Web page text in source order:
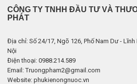
CÔNG TY TNHH ĐẦU TƯ VÀ
PHÁT
Địa chỉ: Số 24/17, Ngõ 126, Phố Nam Dư - Lĩnh
Nội
Điện thoại: 0988.214.589
Email: Truongpham2@gmail.com
Website: phukienongnuoc.vn